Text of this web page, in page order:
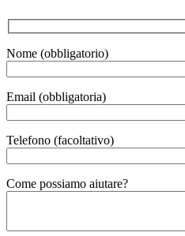
Nome (obbligatorio)
Email (obbligatoria)
Telefono (facoltativo)
Gender
Come possiamo aiutare?